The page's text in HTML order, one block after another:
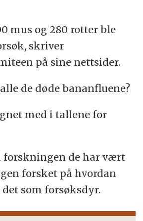
mus og 280 rotter ble
skriver
på sine nettsider.
de døde bananfluene?
med i tallene for
forskningen de har vært
forsket på hvordan
som forsøksdyr.